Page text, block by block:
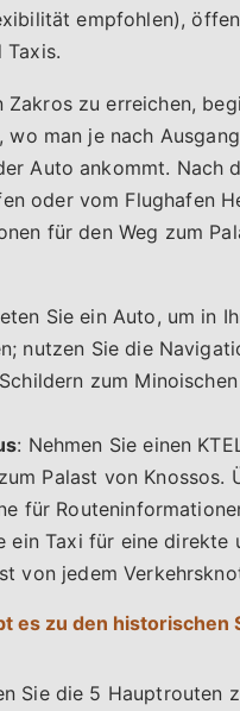
empfohlen),
Taxis.
Zakros zu erreichen,
wo man je nach
Auto ankommt. Nach
oder vom Flughafen
für den Weg zum
Sie ein Auto, um in
nutzen Sie die
zum
: Nehmen Sie einen
Palast von Knossos.
für
ein Taxi für eine direkte
von jedem
es zu den historischen
Sie die 5 Hauptrouten